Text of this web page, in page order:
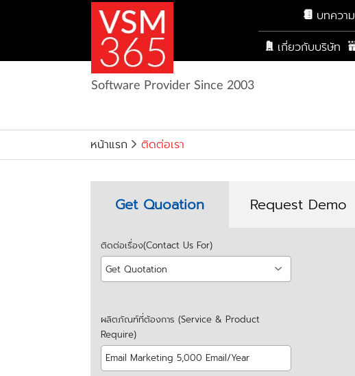
บทความ
เกี่ยวกับบริษัท
Software Provider Since 2003
หน้าแรก ติดต่อเรา
Get Quoation Request Demo
ติดต่อเรื่อง(Contact Us For)
ผลิตภัณฑ์ที่ต้องการ (Service & Product
Require)